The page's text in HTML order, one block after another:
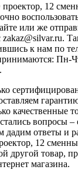
12
или же
zakaz@silvar.ru.
к нам по
Пн-
качественные
вопросы –
дадим ответы и
12
другой товар,
магазина.